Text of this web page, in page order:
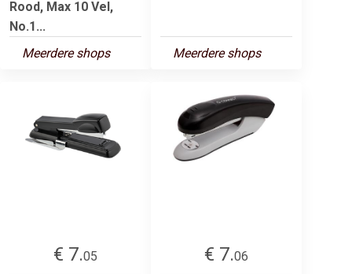
Rood, Max 10 Vel,
No.1...
Meerdere shops
Meerdere shops
€ 7.05
€ 7.06